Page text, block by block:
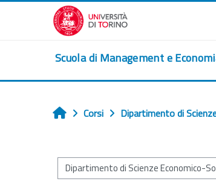
Vai al contenuto principale
Scuola di Management e
Home
Corsi Dipartimento di
Categorie di corso